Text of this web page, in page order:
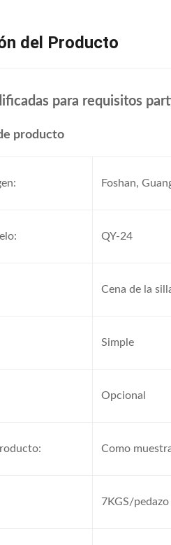
del Producto
para requisitos
producto
Foshan,
QY-24
Cena de la
Simple
Opcional
Como
7KGS/pedazo